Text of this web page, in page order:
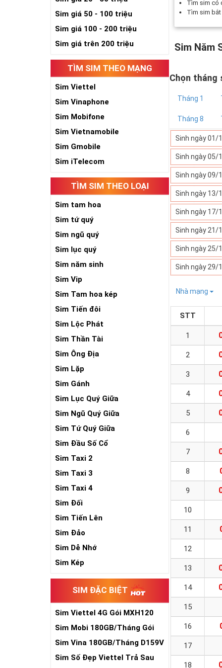
Sim giá 50 - 100 triệu
Sim giá 100 - 200 triệu
Sim giá trên 200 triệu
TÌM SIM THEO MẠNG
Sim Viettel
Sim Vinaphone
Sim Mobifone
Sim Vietnamobile
Sim Gmobile
Sim iTelecom
TÌM SIM THEO LOẠI
Sim tam hoa
Sim tứ quý
Sim ngũ quý
Sim lục quý
Sim năm sinh
Sim Vip
Sim Tam hoa kép
Sim Tiến đôi
Sim Lộc Phát
Sim Thần Tài
Sim Ông Địa
Sim Lặp
Sim Gánh
Sim Lục Quý Giữa
Sim Ngũ Quý Giữa
Sim Tứ Quý Giữa
Sim Đầu Số Cổ
Sim Taxi 2
Sim Taxi 3
Sim Taxi 4
Sim Đối
Sim Tiến Lên
Sim Đảo
Sim Dễ Nhớ
Sim Kép
SIM ĐẶC BIỆT
Sim Viettel 4G Gói MXH120
Siêu Rẻ
Sim Mobi 180GB/Tháng Gói
TK159
Sim Vina 180GB/Tháng D159V
Sim Số Đẹp Viettel Trả Sau
Tìm sim có
Tìm sim
Sim Năm
Chọn tháng
Tháng 1
Tháng 8
Sinh ngày 01/
Sinh ngày 05/
Sinh ngày 09/
Sinh ngày 13/
Sinh ngày 17/
Sinh ngày 21/
Sinh ngày 25/
Sinh ngày 29/
Nhà mạng
STT
1
2
3
4
5
6
7
8
9
10
11
12
13
14
15
16
17
18